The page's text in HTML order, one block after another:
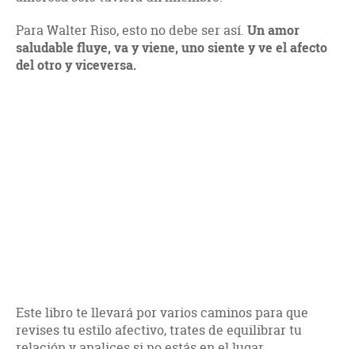
Para Walter Riso, esto no debe ser así. Un amor
saludable fluye, va y viene, uno siente y ve el afecto
del otro y viceversa.
Este libro te llevará por varios caminos para que
revises tu estilo afectivo, trates de equilibrar tu